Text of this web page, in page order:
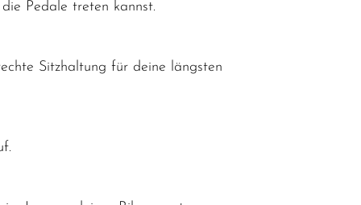
Pedale treten kannst.
Sitzhaltung für deine längsten